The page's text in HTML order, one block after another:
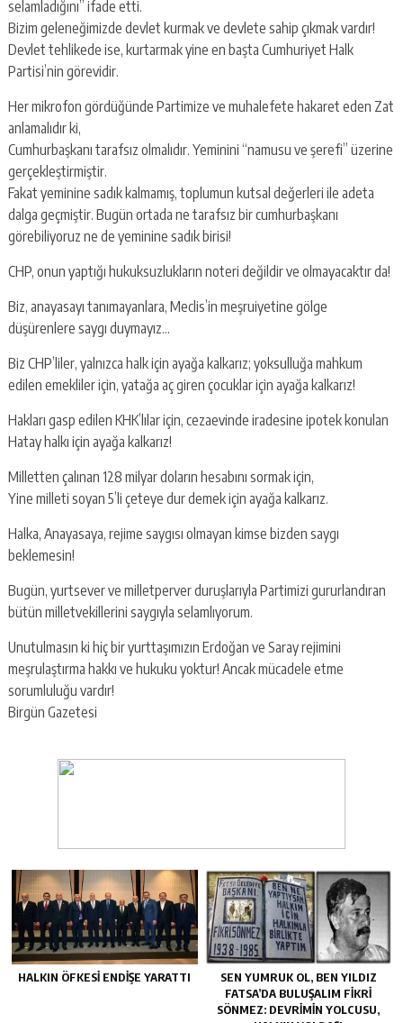
selamladığını” ifade etti.
Bizim geleneğimizde devlet kurmak ve devlete sahip çıkmak vardır!
Devlet tehlikede ise, kurtarmak yine en başta Cumhuriyet Halk
Partisi’nin görevidir.
Her mikrofon gördüğünde Partimize ve muhalefete hakaret eden Zat
anlamalıdır ki,
Cumhurbaşkanı tarafsız olmalıdır. Yeminini “namusu ve şerefi” üzerine
gerçekleştirmiştir.
Fakat yeminine sadık kalmamış, toplumun kutsal değerleri ile adeta
dalga geçmiştir. Bugün ortada ne tarafsız bir cumhurbaşkanı
görebiliyoruz ne de yeminine sadık birisi!
CHP, onun yaptığı hukuksuzlukların noteri değildir ve olmayacaktır da!
Biz, anayasayı tanımayanlara, Meclis’in meşruiyetine gölge
düşürenlere saygı duymayız…
Biz CHP’liler, yalnızca halk için ayağa kalkarız; yoksulluğa mahkum
edilen emekliler için, yatağa aç giren çocuklar için ayağa kalkarız!
Hakları gasp edilen KHK’lılar için, cezaevinde iradesine ipotek konulan
Hatay halkı için ayağa kalkarız!
Milletten çalınan 128 milyar doların hesabını sormak için,
Yine milleti soyan 5’li çeteye dur demek için ayağa kalkarız.
Halka, Anayasaya, rejime saygısı olmayan kimse bizden saygı
beklemesin!
Bugün, yurtsever ve milletperver duruşlarıyla Partimizi gururlandıran
bütün milletvekillerini saygıyla selamlıyorum.
Unutulmasın ki hiç bir yurttaşımızın Erdoğan ve Saray rejimini
meşrulaştırma hakkı ve hukuku yoktur! Ancak mücadele etme
sorumluluğu vardır!
Birgün Gazetesi
HALKIN ÖFKESI ENDIŞE YARATTI
SEN YUMRUK OL, BEN YILDIZ
FATSA’DA BULUŞALIM FIKRI
SÖNMEZ: DEVRIMIN YOLCUSU,